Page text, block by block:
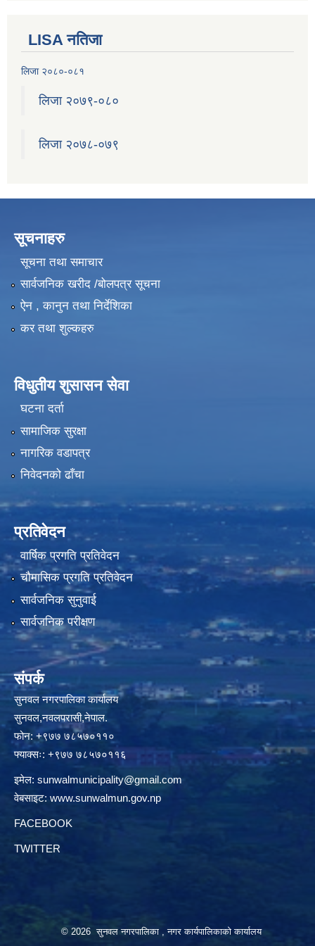
LISA नतिजा
लिजा २०८०-०८१
लिजा २०७९-०८०
लिजा २०७८-०७९
सूचनाहरु
सूचना तथा समाचार
सार्वजनिक खरीद /बोलपत्र सूचना
ऐन , कानुन तथा निर्देशिका
कर तथा शुल्कहरु
विधुतीय शुसासन सेवा
घटना दर्ता
सामाजिक सुरक्षा
नागरिक वडापत्र
निवेदनको ढाँचा
प्रतिवेदन
वार्षिक प्रगति प्रतिवेदन
चौमासिक प्रगति प्रतिवेदन
सार्वजनिक सुनुवाई
सार्वजनिक परीक्षण
संपर्क
सुनवल नगरपालिका कार्यालय
सुनवल,नवलपरासी,नेपाल.
फोन: +९७७ ७८५७०११०
फ्याक्सः: +९७७ ७८५७०११६
इमेल: sunwalmunicipality@gmail.com
वेबसाइट: www.sunwalmun.gov.np
FACEBOOK
TWITTER
© 2026 सुनवल नगरपालिका , नगर कार्यपालिकाको कार्यालय